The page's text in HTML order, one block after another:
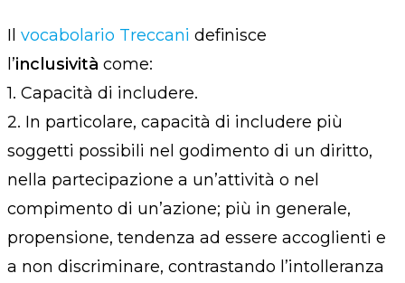
Il vocabolario Treccani definisce
l’inclusività come:
1. Capacità di includere.
2. In particolare, capacità di includere più
soggetti possibili nel godimento di un diritto,
nella partecipazione a un’attività o nel
compimento di un’azione; più in generale,
propensione, tendenza ad essere accoglienti e
a non discriminare, contrastando l’intolleranza